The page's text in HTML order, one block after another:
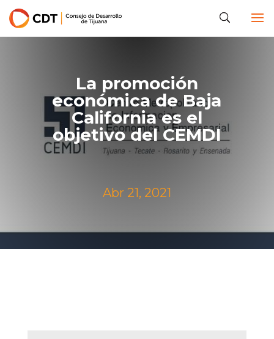
La promoción
económica de Baja
California es el
objetivo del CEMDI
Abr 21, 2021